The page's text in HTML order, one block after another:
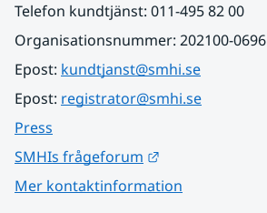
Telefon kundtjänst: 011-495 82 00
Organisationsnummer: 202100-0696
Epost: kundtjanst@smhi.se
Epost: registrator@smhi.se
Press
SMHIs frågeforum
Mer kontaktinformation